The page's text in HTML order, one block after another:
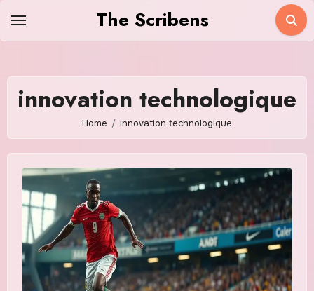
The Scribens
innovation technologique
Home innovation technologique